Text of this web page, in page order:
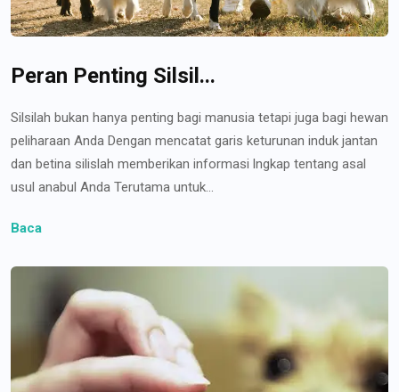
Peran Penting Silsil...
Silsilah bukan hanya penting bagi manusia tetapi juga bagi hewan
peliharaan Anda Dengan mencatat garis keturunan induk jantan
dan betina silislah memberikan informasi lngkap tentang asal
usul anabul Anda Terutama untuk...
Baca